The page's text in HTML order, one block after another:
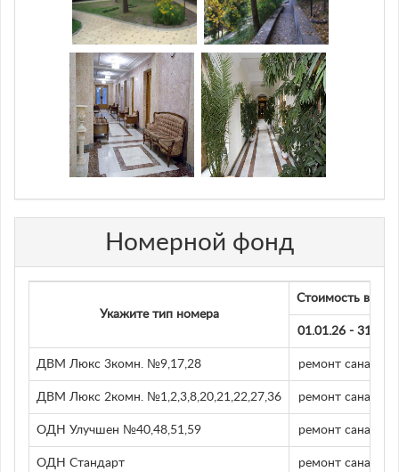
Номерной фонд
Укажите тип номера
Стоимость в
01.01.26 -
ДВМ Люкс 3комн. №9,17,28 ремонт
ДВМ Люкс 2комн. №1,2,3,8,20,21,22,27,36 ремонт
ОДН Улучшен №40,48,51,59 ремонт
ОДН Стандарт ремонт